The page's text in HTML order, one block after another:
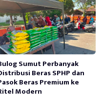
Sumut Perbanyak
Beras SPHP dan
Beras Premium ke
Modern